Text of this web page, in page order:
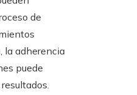
de
la adherencia
puede